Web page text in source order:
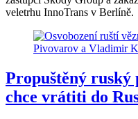
veletrhu InnoTrans v Berlíně.
Propuštěný
chce vrátiti do